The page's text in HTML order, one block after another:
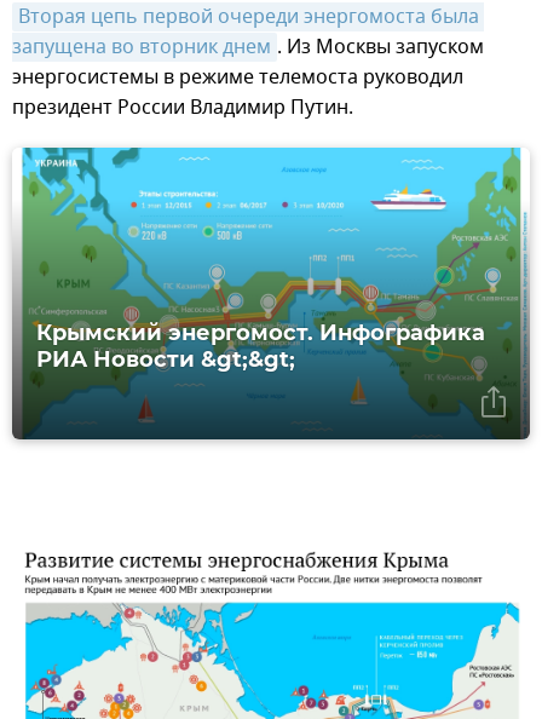
Вторая цепь первой очереди энергомоста была
запущена во вторник днем . Из Москвы запуском
энергосистемы в режиме телемоста руководил
президент России Владимир Путин.
Крымский энергомост. Инфографика
РИА Новости &gt;&gt;